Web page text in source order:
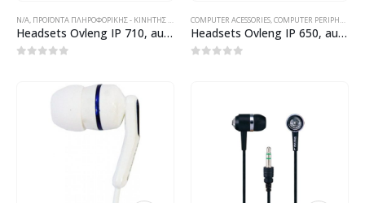
N/A ΠΡΟΪΌΝΤΑ ΠΛΗΡΟΦΟΡΙΚΉΣ - ΚΙΝΗΤΉΣ ΤΗΛΕΦΩΝΊΑΣ - ΗΛΕΚΤΡΟΝΙΚΆ
Headsets Ovleng IP 710, аudio, мetallic, different colors – 20212
COMPUTER ACESSORIES COMPUTER PERIPHERALS
Headsets Ovleng IP 650, audio, metallic, different colors – 20211